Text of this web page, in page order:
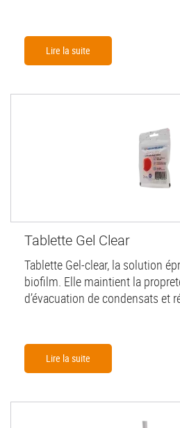
Lire la suite
Tablette Gel Clear
Tablette Gel-clear, la solution
biofilm. Elle maintient la
d’évacuation de condensats et
Lire la suite